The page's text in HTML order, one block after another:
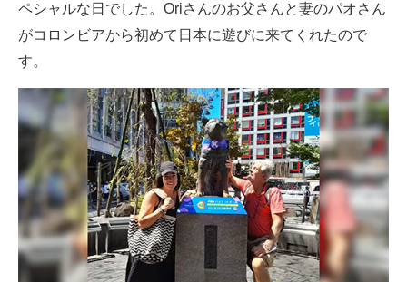
ペシャルな日でした。Oriさんのお父さんと妻のパオさん
がコロンビアから初めて日本に遊びに来てくれたので
す。